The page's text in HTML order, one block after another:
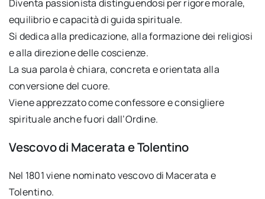
Diventa passionista distinguendosi per rigore morale,
equilibrio e capacità di guida spirituale.
Si dedica alla predicazione, alla formazione dei religiosi
e alla direzione delle coscienze.
La sua parola è chiara, concreta e orientata alla
conversione del cuore.
Viene apprezzato come confessore e consigliere
spirituale anche fuori dall’Ordine.
Vescovo di Macerata e Tolentino
Nel 1801 viene nominato vescovo di Macerata e
Tolentino.